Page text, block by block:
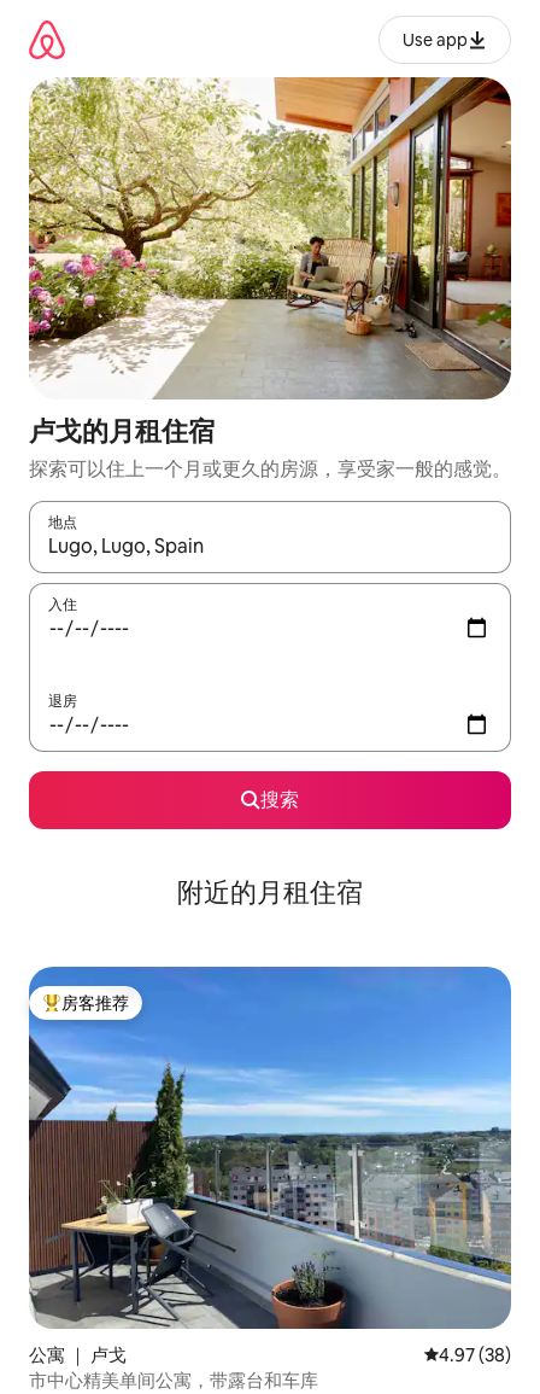
Use app
卢戈的月租住宿
探索可以住上一个月或更久的房源，享受家一般的感觉。
地点
如有搜索结果，请使用上下方向键查看，或通过点击或滑动手势
入住
退房
搜索
附近的月租住宿
热门「房客推荐」
房客推荐
公寓 ｜ 卢戈 平均评分
4.97 (38)
市中心精美单间公寓，带露台和车库